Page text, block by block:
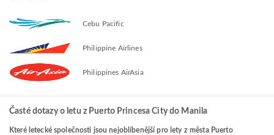
Cebu Pacific
Philippine Airlines
Philippines AirAsia
Časté dotazy o letu z Puerto Princesa City do Manila
Které letecké společnosti jsou nejoblíbenější pro lety z města Puerto